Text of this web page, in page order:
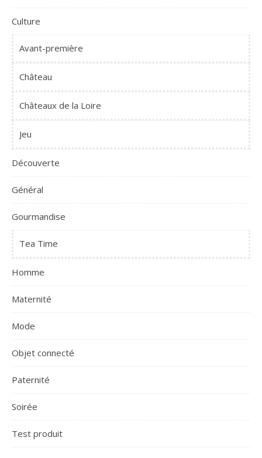
Culture
Avant-première
Château
Châteaux de la Loire
Jeu
Découverte
Général
Gourmandise
Tea Time
Homme
Maternité
Mode
Objet connecté
Paternité
Soirée
Test produit